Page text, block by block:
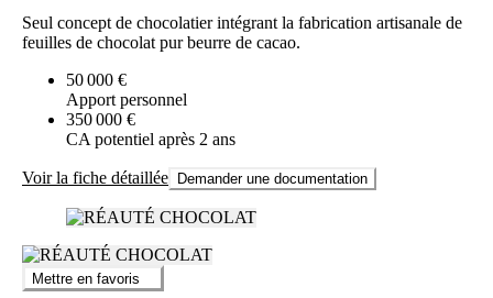
Seul concept de chocolatier intégrant la fabrication artisanale de
feuilles de chocolat pur beurre de cacao.
50 000 €
Apport personnel
350 000 €
CA potentiel après 2 ans
Voir la fiche détaillée Demander une documentation
Mettre en favoris